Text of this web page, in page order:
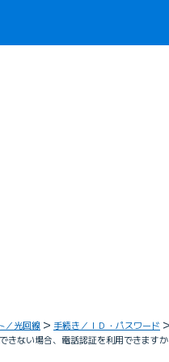
／光回線 手続き／ＩＤ・パスワード
きない場合、電話認証を利用できますか